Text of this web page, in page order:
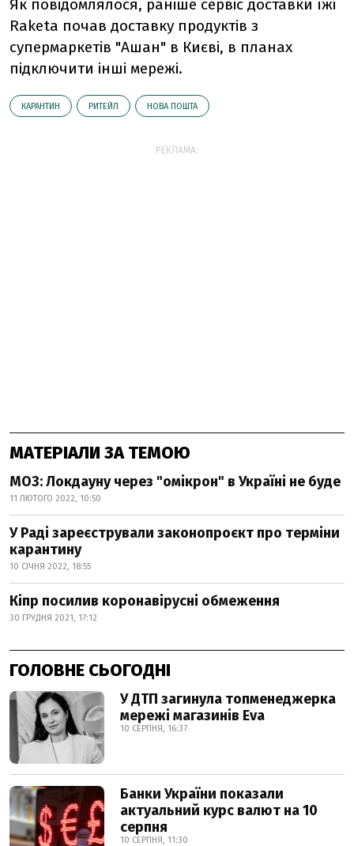
Як повідомлялося, раніше сервіс доставки їжі
Raketa почав доставку продуктів з
супермаркетів "Ашан" в Києві, в планах
підключити інші мережі.
КАРАНТИН РИТЕЙЛ НОВА ПОШТА
РЕКЛАМА:
МАТЕРІАЛИ ЗА ТЕМОЮ
МОЗ: Локдауну через "омікрон" в Україні не буде
11 ЛЮТОГО 2022, 10:50
У Раді зареєстрували законопроєкт про терміни
карантину
10 СІЧНЯ 2022, 18:55
Кіпр посилив коронавірусні обмеження
30 ГРУДНЯ 2021, 17:12
ГОЛОВНЕ СЬОГОДНІ
У ДТП загинула топменеджерка
мережі магазинів Eva
10 СЕРПНЯ, 16:37
Банки України показали
актуальний курс валют на 10
серпня
10 СЕРПНЯ, 11:30